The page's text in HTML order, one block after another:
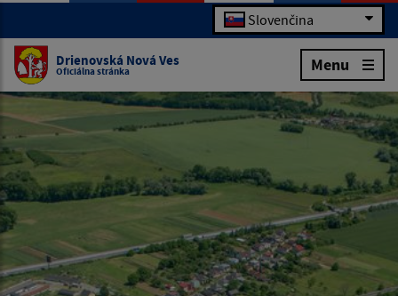
Slovenčina
Drienovská Nová Ves
Oficiálna stránka Menu